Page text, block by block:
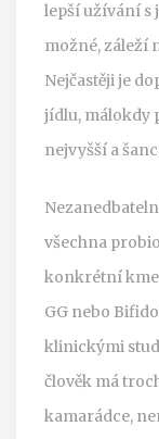
lepší užívání s
možné, záleží
Nejčastěji je
jídlu, málokdy
nejvyšší a
všechna
konkrétní
GG nebo
klinickými
člověk má
kamarádce,